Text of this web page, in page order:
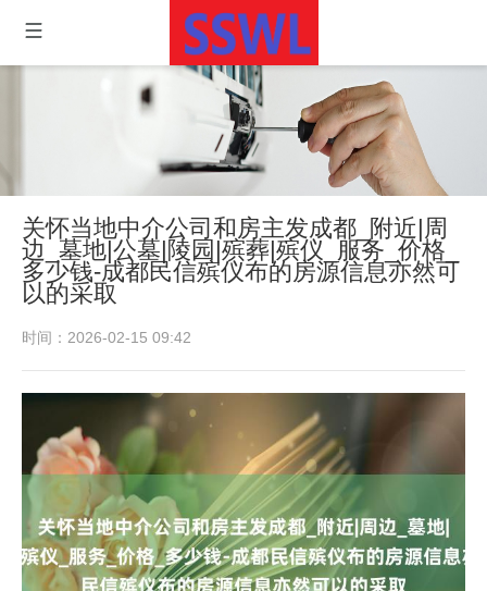
关怀当地中介公司和房主发成都_附近|周
边_墓地|公墓|陵园|殡葬|殡仪_服务_价格_
多少钱-成都民信殡仪布的房源信息亦然可
以的采取
时间：2026-02-15 09:42